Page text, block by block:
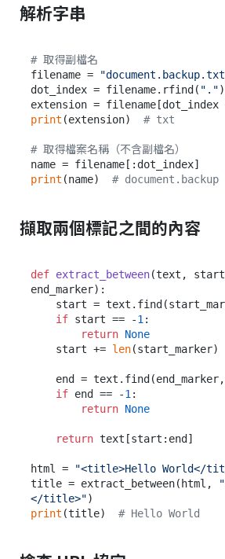
解析字串
# 取得副檔名
filename =
dot_index = filename.rfind( ".")
extension = filename[dot_index
print (extension) # txt
# 取得檔案名稱（不含副檔名）
print (name) # document.backup
擷取兩個標記之間的內容
def extract_between(text,
end_marker):
if start == -1 :
return None
    start +=
len(start_marker)
if end == -1 :
return None
return text[start:end]
html =
"<title>Hello World</
title = extract_between(html,
</title>"
print (title) # Hello World